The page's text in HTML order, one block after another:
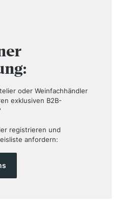
oder Weinfachhändler
exklusiven B2B-
registrieren und
anfordern: